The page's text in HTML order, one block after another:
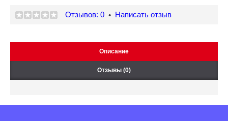
Отзывов: 0 • Написать отзыв
Описание
Отзывы (0)